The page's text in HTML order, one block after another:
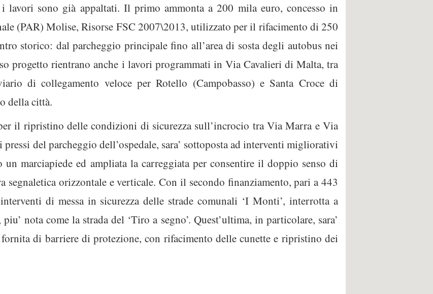
sono già appaltati. Il primo ammonta a 200 mila euro, concesso in
(PAR) Molise, Risorse FSC 2007\2013, utilizzato per il rifacimento di 250
storico: dal parcheggio principale fino all’area di sosta degli autobus nei
progetto rientrano anche i lavori programmati in Via Cavalieri di Malta, tra
di collegamento veloce per Rotello (Campobasso) e Santa Croce di
della città.
il ripristino delle condizioni di sicurezza sull’incrocio tra Via Marra e Via
del parcheggio dell’ospedale, sara’ sottoposta ad interventi migliorativi
un marciapiede ed ampliata la carreggiata per consentire il doppio senso di
segnaletica orizzontale e verticale. Con il secondo finanziamento, pari a 443
di messa in sicurezza delle strade comunali ‘I Monti’, interrotta a
nota come la strada del ‘Tiro a segno’. Quest’ultima, in particolare, sara’
fornita di barriere di protezione, con rifacimento delle cunette e ripristino dei